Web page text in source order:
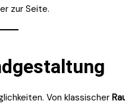
zur Seite.
Von klassischer